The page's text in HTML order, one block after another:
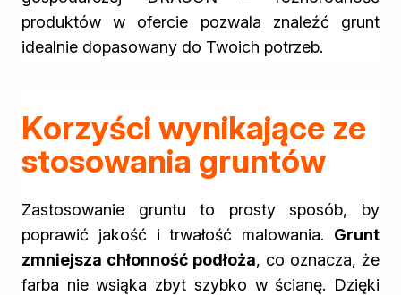
produktów w ofercie pozwala znaleźć grunt
idealnie dopasowany do Twoich potrzeb.
Korzyści wynikające ze
stosowania gruntów
Zastosowanie gruntu to prosty sposób, by
poprawić jakość i trwałość malowania. Grunt
zmniejsza chłonność podłoża, co oznacza, że
farba nie wsiąka zbyt szybko w ścianę. Dzięki